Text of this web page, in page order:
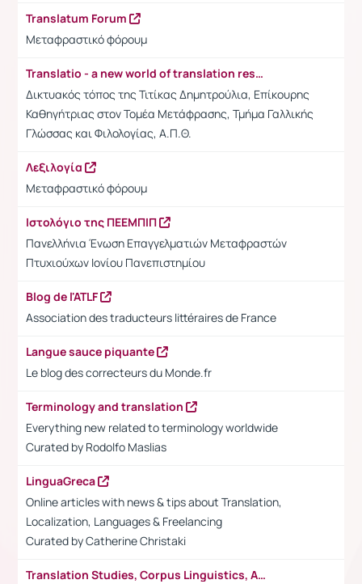
Translatum Forum
Μεταφραστικό φόρουμ
Translatio - a new world of translation resources
Δικτυακός τόπος της Τιτίκας Δημητρούλια, Επίκουρης
Καθηγήτριας στον Τομέα Μετάφρασης, Τμήμα Γαλλικής
Γλώσσας και Φιλολογίας, Α.Π.Θ.
Λεξιλογία
Μεταφραστικό φόρουμ
Ιστολόγιο της ΠΕΕΜΠΙΠ
Πανελλήνια Ένωση Επαγγελματιών Μεταφραστών
Πτυχιούχων Ιονίου Πανεπιστημίου
Blog de l'ATLF
Association des traducteurs littéraires de France
Langue sauce piquante
Le blog des correcteurs du Monde.fr
Terminology and translation
Everything new related to terminology worldwide
Curated by Rodolfo Maslias
LinguaGreca
Online articles with news & tips about Translation,
Localization, Languages & Freelancing
Curated byCatherine Christaki
Translation Studies, Corpus Linguistics, Academia